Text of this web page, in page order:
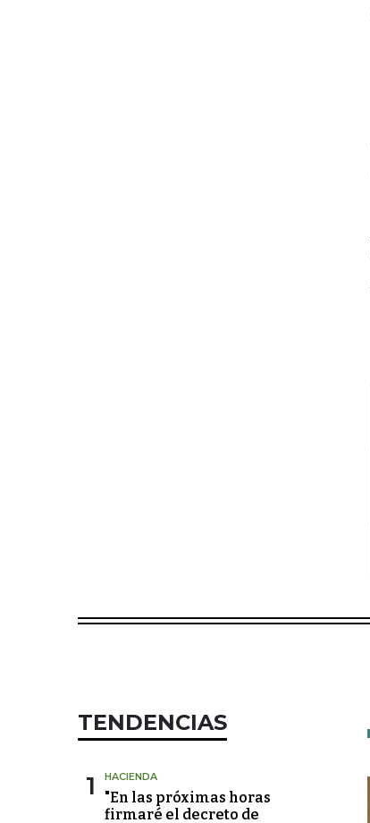
TENDENCIAS
1 HACIENDA
"En las próximas horas
firmaré el decreto de